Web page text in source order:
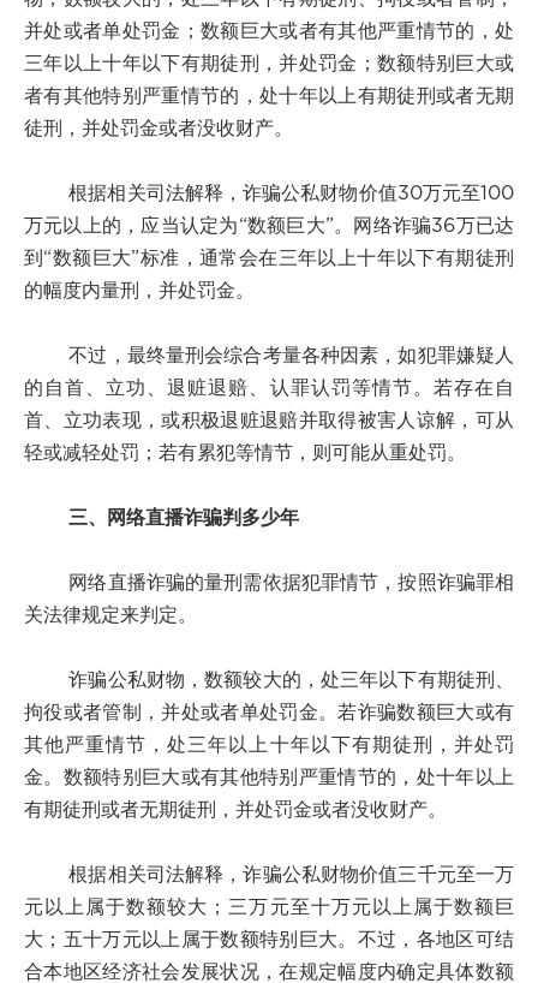
并处或者单处罚金；数额巨大或者有其他严重情节的，处
三年以上十年以下有期徒刑，并处罚金；数额特别巨大或
者有其他特别严重情节的，处十年以上有期徒刑或者无期
徒刑，并处罚金或者没收财产。
根据相关司法解释，诈骗公私财物价值30万元至100
万元以上的，应当认定为“数额巨大”。网络诈骗36万已达
到“数额巨大”标准，通常会在三年以上十年以下有期徒刑
的幅度内量刑，并处罚金。
不过，最终量刑会综合考量各种因素，如犯罪嫌疑人
的自首、立功、退赃退赔、认罪认罚等情节。若存在自
首、立功表现，或积极退赃退赔并取得被害人谅解，可从
轻或减轻处罚；若有累犯等情节，则可能从重处罚。
三、网络直播诈骗判多少年
网络直播诈骗的量刑需依据犯罪情节，按照诈骗罪相
关法律规定来判定。
诈骗公私财物，数额较大的，处三年以下有期徒刑、
拘役或者管制，并处或者单处罚金。若诈骗数额巨大或有
其他严重情节，处三年以上十年以下有期徒刑，并处罚
金。数额特别巨大或有其他特别严重情节的，处十年以上
有期徒刑或者无期徒刑，并处罚金或者没收财产。
根据相关司法解释，诈骗公私财物价值三千元至一万
元以上属于数额较大；三万元至十万元以上属于数额巨
大；五十万元以上属于数额特别巨大。不过，各地区可结
合本地区经济社会发展状况，在规定幅度内确定具体数额